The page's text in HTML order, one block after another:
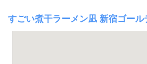
すごい煮干ラーメン凪 新宿ゴール